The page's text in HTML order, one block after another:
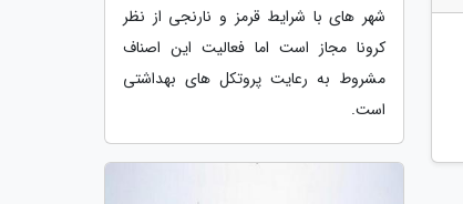
شهر های با شرایط قرمز و نارنجی از نظر
کرونا مجاز است اما فعالیت این اصناف
مشروط به رعایت پروتکل های بهداشتی
است.